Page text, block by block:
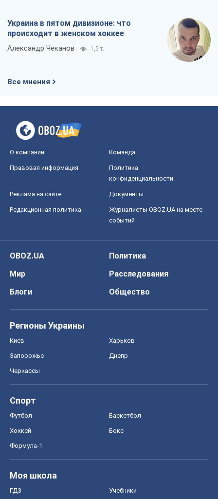
Украина в пятом дивизионе: что
происходит в женском хоккее
Александр Чеканов 1,5 т.
Все мнения
О компании Команда
Правовая информация
Политика
конфиденциальности
Реклама на сайте Документы
Редакционная политика
Журналисты OBOZ.UA на месте
событий
OBOZ.UA
Политика
Мир
Расследования
Блоги
Общество
Регионы Украины
Киев Харьков
Запорожье Днепр
Черкассы
Спорт
Футбол Баскетбол
Хоккей Бокс
Формула-1
Моя школа
ГДЗ Учебники